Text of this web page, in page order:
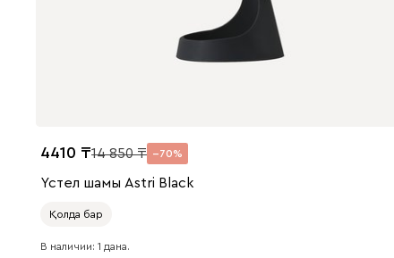
4410 14 850 70
Үстел шамы Astri Black
Қолда бар
В наличии: 1 дана.